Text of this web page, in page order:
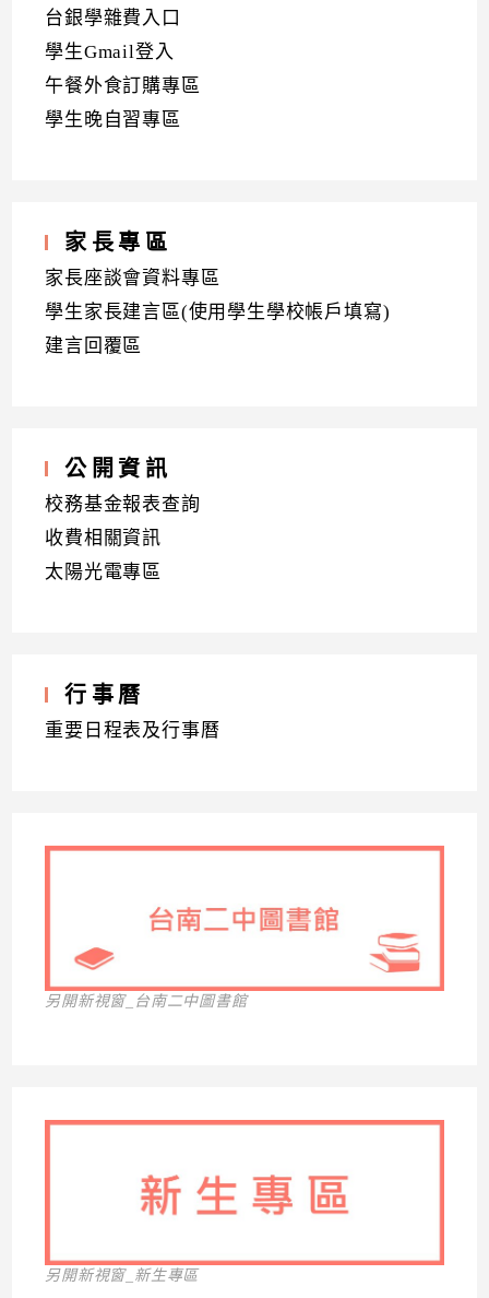
台銀學雜費入口
學生Gmail登入
午餐外食訂購專區
學生晚自習專區
家長專區
家長座談會資料專區
學生家長建言區(使用學生學校帳戶填寫)
建言回覆區
公開資訊
校務基金報表查詢
收費相關資訊
太陽光電專區
行事曆
重要日程表及行事曆
另開新視窗_台南二中圖書館
另開新視窗_新生專區